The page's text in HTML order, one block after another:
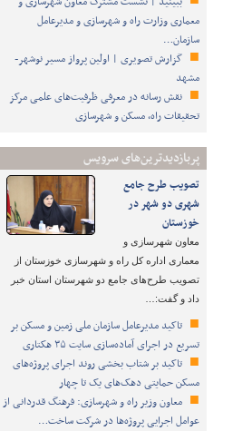
معماری وزارت راه و شهرسازی و مدیرعامل
سازمان…
گزارش تصویری | اولین پرواز مسیر نوشهر-
مشهد
نقش رسانه در معرفی ظرفیت‌های علمی مرکز
تحقیقات راه، مسکن و شهرسازی
پربازدیدترین‌های سرویس
تصویب طرح‌ جامع
شهری دو شهر در
خوزستان
معاون شهرسازی و
معماری اداره کل راه و شهرسازی خوزستان از
تصویب طرح‌های جامع دو شهرستان استان خبر
داد و گفت:…
تاکید مدیرعامل سازمان ملی زمین و مسکن بر
تسریع در اجرای آماده‌سازی سایت ۳۵ هکتاری
تاکید بر شتاب ‌بخشی روند اجرای پروژه‌های
مسکن حمایتی دهک‌های یک تا چهار
معاون وزیر راه و شهرسازی: فرهنگ قدردانی از
عوامل اجرایی پروژه‌ها در شرکت ساخت…